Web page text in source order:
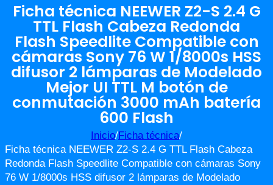
Ficha técnica NEEWER Z2-S 2.4 G
TTL Flash Cabeza Redonda
Flash Speedlite Compatible con
cámaras Sony 76 W 1/8000s HSS
difusor 2 lámparas de Modelado
Mejor UI TTL M botón de
conmutación 3000 mAh batería
600 Flash
Inicio/Ficha técnica/
Ficha técnica NEEWER Z2-S 2.4 G TTL Flash Cabeza
Redonda Flash Speedlite Compatible con cámaras Sony
76 W 1/8000s HSS difusor 2 lámparas de Modelado